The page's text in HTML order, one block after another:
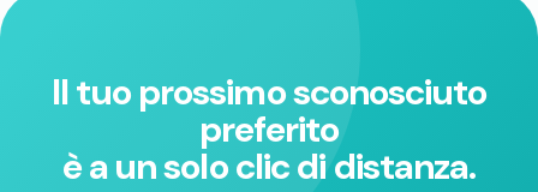
Il tuo prossimo sconosciuto
preferito
è a un solo clic di distanza.